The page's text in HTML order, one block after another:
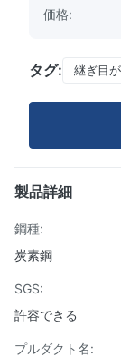
価格:
タグ: 継ぎ目
製品詳細
鋼種:
炭素鋼
SGS:
許容できる
プルダクト名: